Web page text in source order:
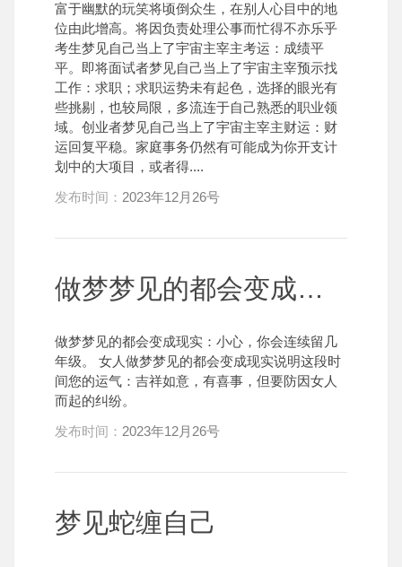
富于幽默的玩笑将顷倒众生，在别人心目中的地
位由此增高。将因负责处理公事而忙得不亦乐乎
考生梦见自己当上了宇宙主宰主考运：成绩平
平。即将面试者梦见自己当上了宇宙主宰预示找
工作：求职；求职运势未有起色，选择的眼光有
些挑剔，也较局限，多流连于自己熟悉的职业领
域。创业者梦见自己当上了宇宙主宰主财运：财
运回复平稳。家庭事务仍然有可能成为你开支计
划中的大项目，或者得....
发布时间： 2023年12月26号
做梦梦见的都会变成现实
做梦梦见的都会变成现实：小心，你会连续留几
年级。 女人做梦梦见的都会变成现实说明这段时
间您的运气：吉祥如意，有喜事，但要防因女人
而起的纠纷。
发布时间： 2023年12月26号
梦见蛇缠自己